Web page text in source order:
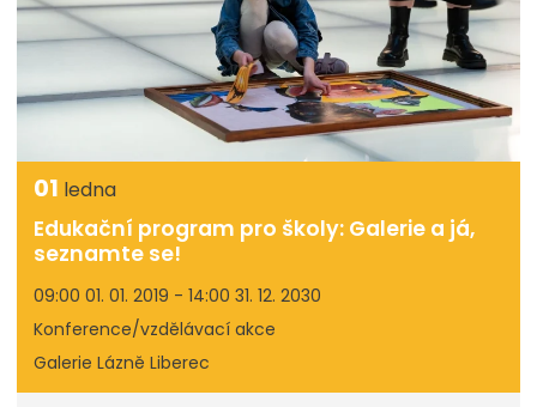
01 ledna
Edukační program pro školy: Galerie a já,
seznamte se!
09:00 01. 01. 2019 - 14:00 31. 12. 2030
Konference/vzdělávací akce
Galerie Lázně Liberec